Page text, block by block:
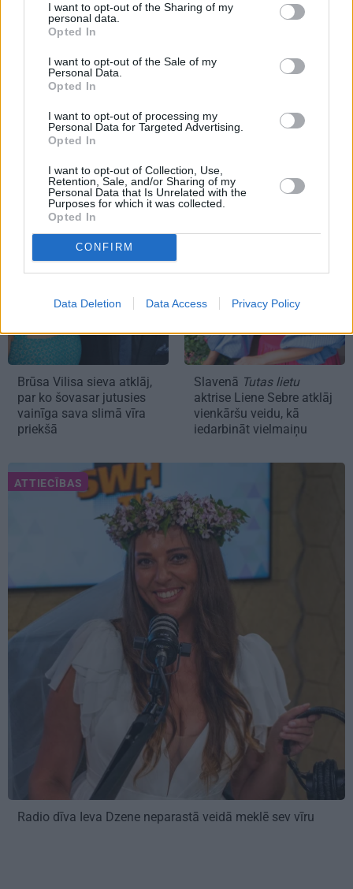
I want to opt-out of the Sharing of my
personal data.
Opted In
I want to opt-out of the Sale of my
Personal Data.
Opted In
I want to opt-out of processing my
Personal Data for Targeted Advertising.
Opted In
I want to opt-out of Collection, Use,
Retention, Sale, and/or Sharing of my
Personal Data that Is Unrelated with the
Purposes for which it was collected.
Opted In
CONFIRM
Data Deletion Data Access Privacy Policy
Repšes bijusī sieva pucējas kā jauna
meitene un atklāj sava lieliskā auguma
VESELĪBA
Brūsa Vilisa sieva atklāj,
par ko šovasar jutusies
vainīga sava slimā vīra
priekšā
Slavenā Tutas lietu
aktrise Liene Sebre atklāj
vienkāršu veidu, kā
iedarbināt vielmaiņu
ATTIECĪBAS
Radio dīva Ieva Dzene neparastā veidā meklē sev vīru